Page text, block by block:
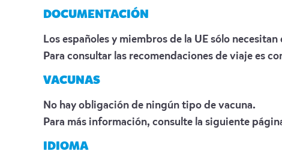
DOCUMENTACIÓN
Los españoles y miembros de la UE sólo
Para consultar las recomendaciones de viaje es
VACUNAS
No hay obligación de ningún tipo de vacuna.
Para más información, consulte la siguiente
IDIOMA